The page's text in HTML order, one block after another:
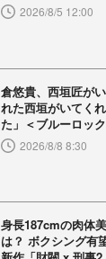
2026/8/5 12:00
倉悠貴、西垣匠が
れた西垣がいてく
た」＜ブルーロッ
2026/8/8 8:30
身長187cmの肉体
は？ ボクシング